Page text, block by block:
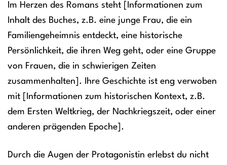
Im Herzen des Romans steht [Informationen zum
Inhalt des Buches, z.B. eine junge Frau, die ein
Familiengeheimnis entdeckt, eine historische
Persönlichkeit, die ihren Weg geht, oder eine Gruppe
von Frauen, die in schwierigen Zeiten
zusammenhalten]. Ihre Geschichte ist eng verwoben
mit [Informationen zum historischen Kontext, z.B.
dem Ersten Weltkrieg, der Nachkriegszeit, oder einer
anderen prägenden Epoche].
Durch die Augen der Protagonistin erlebst du nicht